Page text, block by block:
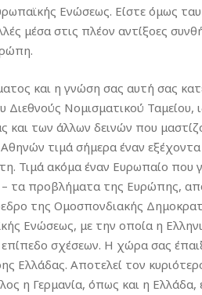
Ενώσεως. Είστε όμως
μέσα στις πλέον αντίξοες
και η γνώση σας αυτή σας
Νομισματικού Ταμείου,
των άλλων δεινών που
τιμά σήμερα έναν
Τιμά ακόμα έναν Ευρωπαίο που
– τα προβλήματα της Ευρώπης,
της Ομοσπονδιακής
Ενώσεως, με την οποία η
σχέσεων. Η χώρα σας
Ελλάδας. Αποτελεί τον
η Γερμανία, όπως και η Ελλάδα,